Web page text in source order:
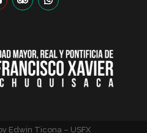
Edwin Ticona – USFX